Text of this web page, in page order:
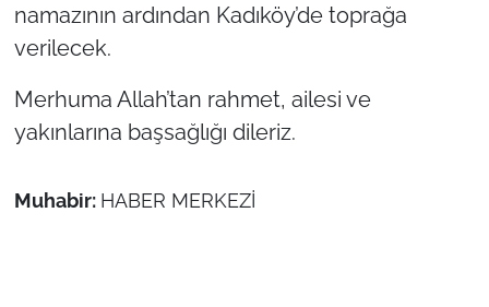
namazının ardından Kadıköy’de toprağa
verilecek.
Merhuma Allah’tan rahmet, ailesi ve
yakınlarına başsağlığı dileriz.
Muhabir: HABER MERKEZİ
KIRKLARELİ
ÇANAKKALE
TÜRKİYE
Bölge